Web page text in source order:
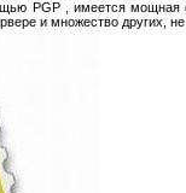
PGP , имеется мощная
и множество других,